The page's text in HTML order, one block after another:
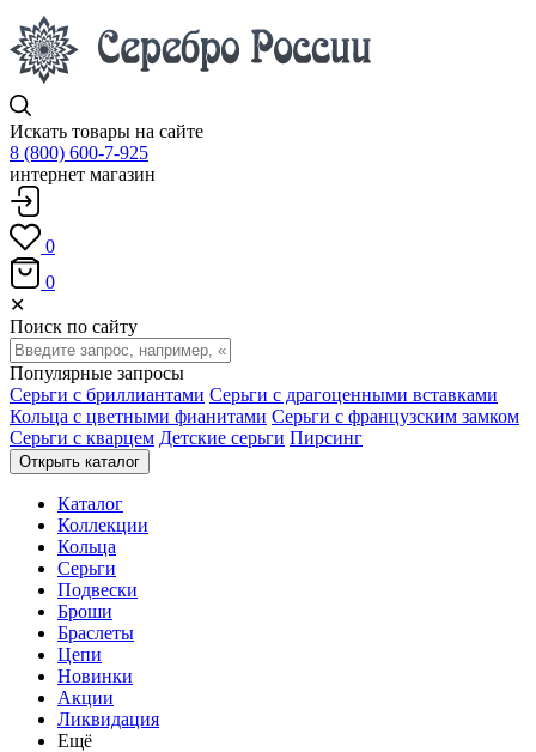
Искать товары на сайте
8 (800) 600-7-925
интернет магазин
0
0
✕
Поиск по сайту
Популярные запросы
Серьги с бриллиантами Серьги с драгоценными вставками
Кольца с цветными фианитами Серьги с французским замком
Серьги с кварцем Детские серьги Пирсинг
Открыть каталог
Каталог
Коллекции
Кольца
Серьги
Подвески
Броши
Браслеты
Цепи
Новинки
Акции
Ликвидация
Ещё